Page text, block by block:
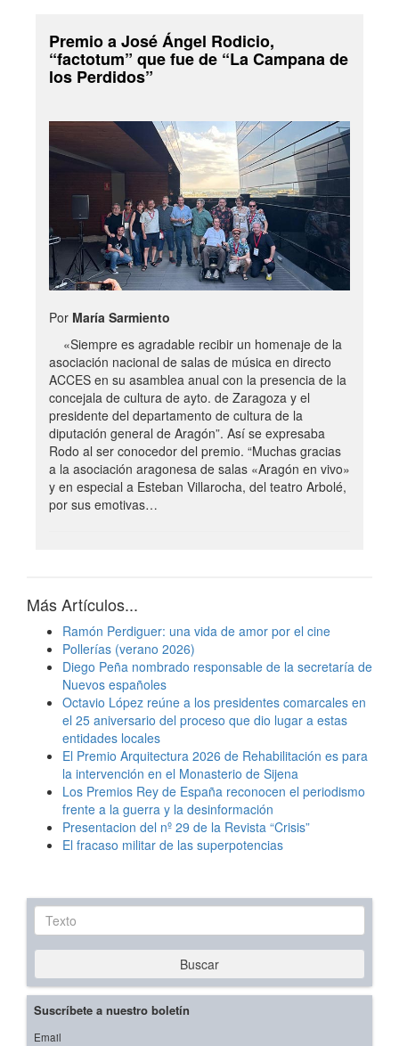
Premio a José Ángel Rodicio,
“factotum” que fue de “La Campana de
los Perdidos”
Por María Sarmiento
«Siempre es agradable recibir un homenaje de la
asociación nacional de salas de música en directo
ACCES en su asamblea anual con la presencia de la
concejala de cultura de ayto. de Zaragoza y el
presidente del departamento de cultura de la
diputación general de Aragón”. Así se expresaba
Rodo al ser conocedor del premio. “Muchas gracias
a la asociación aragonesa de salas «Aragón en vivo»
y en especial a Esteban Villarocha, del teatro Arbolé,
por sus emotivas…
Más Artículos...
Ramón Perdiguer: una vida de amor por el cine
Pollerías (verano 2026)
Diego Peña nombrado responsable de la secretaría de
Nuevos españoles
Octavio López reúne a los presidentes comarcales en
el 25 aniversario del proceso que dio lugar a estas
entidades locales
El Premio Arquitectura 2026 de Rehabilitación es para
la intervención en el Monasterio de Sijena
Los Premios Rey de España reconocen el periodismo
frente a la guerra y la desinformación
Presentacion del nº 29 de la Revista “Crisis”
El fracaso militar de las superpotencias
Texto
Buscar
Suscríbete a nuestro boletín
Email